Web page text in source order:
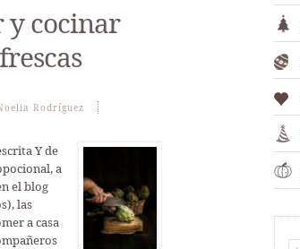
y cocinar
Rodríguez
Y de
a
el blog
las
a casa